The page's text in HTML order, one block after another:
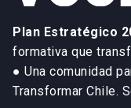
Plan Estratégico
formativa que
● Una comunidad
Transformar Chile.